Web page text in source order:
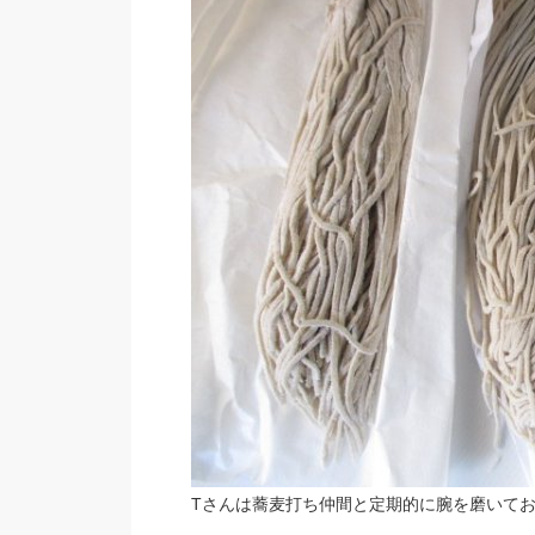
Tさんは蕎麦打ち仲間と定期的に腕を磨いて